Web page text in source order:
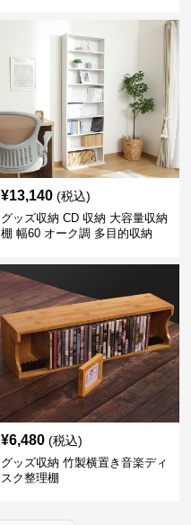
¥13,140 (税込)
グッズ収納 CD 収納 大容量収納
棚 幅60 オーク調 多目的収納
¥6,480 (税込)
グッズ収納 竹製横置き音楽ディ
スク整理棚